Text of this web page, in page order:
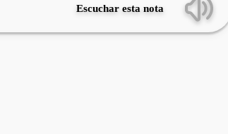
Escuchar esta nota